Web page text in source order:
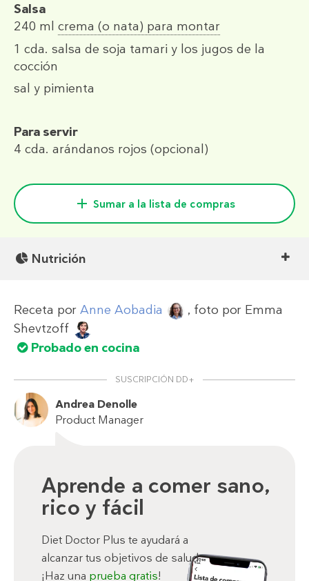
Salsa
240 ml crema (o nata) para montar
1 cda. salsa de soja tamari y los jugos de la
cocción
sal y pimienta
Para servir
4 cda. arándanos rojos (opcional)
Sumar a la lista de compras
Nutrición
Receta por Anne Aobadia , foto por Emma
Shevtzoff
Probado en cocina
SUSCRIPCIÓN DD+
Andrea Denolle
Product Manager
Aprende a comer sano,
rico y fácil
Diet Doctor Plus te ayudará a
alcanzar tus objetivos de salud.
¡Haz una prueba gratis!